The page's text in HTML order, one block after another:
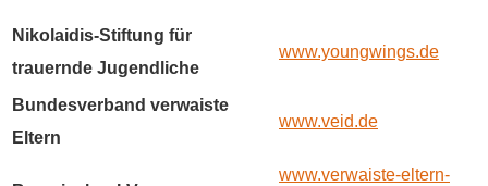
Nikolaidis-Stiftung für
trauernde Jugendliche
www.youngwings.de
Bundesverband verwaiste
Eltern
www.veid.de
www.verwaiste-eltern-